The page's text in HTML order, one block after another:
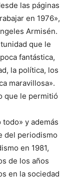
las páginas
en 1976»,
Armisén.
que le
fantástica,
la política, los
maravillosa».
que le permitió
y además
del periodismo
en 1981,
de los años
en la sociedad